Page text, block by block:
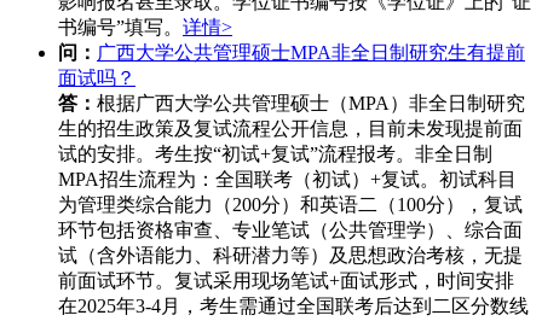
书编号”填写。 详情>
问： 广西大学公共管理硕士MPA非全日制研究生有提前
面试吗？
答： 根据广西大学公共管理硕士（MPA）非全日制研究
生的招生政策及复试流程公开信息，目前未发现提前面
试的安排。考生按“初试+复试”流程报考。非全日制
MPA招生流程为：全国联考（初试）+复试。初试科目
为管理类综合能力（200分）和英语二（100分），复试
环节包括资格审查、专业笔试（公共管理学）、综合面
试（含外语能力、科研潜力等）及思想政治考核，无提
前面试环节。复试采用现场笔试+面试形式，时间安排
在2025年3-4月，考生需通过全国联考后达到二区分数线